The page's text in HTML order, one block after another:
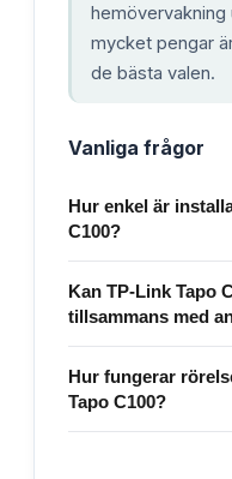
mycket pengar
de bästa valen.
Vanliga frågor
Hur enkel är
C100?
Kan TP-Link Tapo
tillsammans med
Hur fungerar
Tapo C100?